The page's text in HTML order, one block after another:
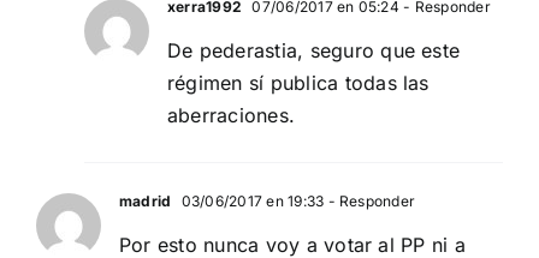
xerra1992 07/06/2017 en 05:24 - Responder
De pederastia, seguro que este
régimen sí publica todas las
aberraciones.
madrid 03/06/2017 en 19:33 - Responder
Por esto nunca voy a votar al PP ni a